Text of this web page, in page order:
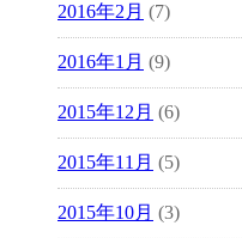
2016年2月 (7)
2016年1月 (9)
2015年12月 (6)
2015年11月 (5)
2015年10月 (3)